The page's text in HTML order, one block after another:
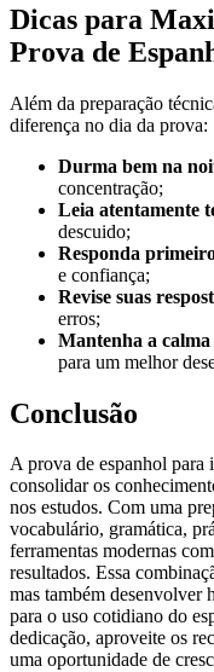
Dicas para
Prova de
Além da preparação
diferença no dia da prova:
Durma bem na
concentração;
Leia atentamente
descuido;
Responda
e confiança;
Revise suas
erros;
Mantenha a
para um melhor
Conclusão
A prova de espanhol para
consolidar os
nos estudos. Com uma
vocabulário, gramática,
ferramentas modernas
resultados. Essa
mas também desenvolver
para o uso cotidiano do
dedicação, aproveite os
uma oportunidade de